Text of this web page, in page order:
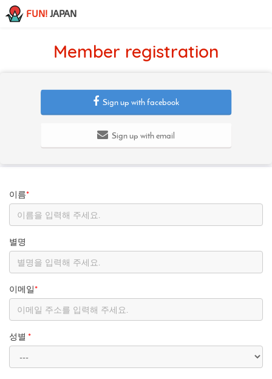
FUN! JAPAN
Member registration
Sign up with facebook
Sign up with email
이름*
별명
이메일 *
성별 *